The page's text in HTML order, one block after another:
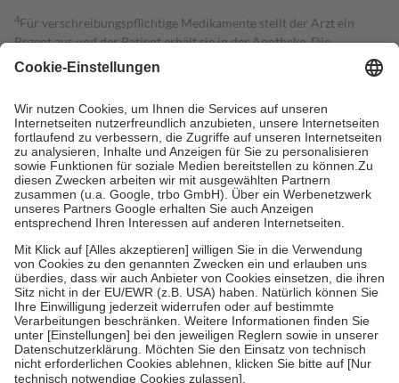
4Für verschreibungspflichtige Medikamente stellt der Arzt ein
Rezept aus und der Patient erhält sie in der Apotheke. Die
gesetzliche Krankenversicherung übernimmt in der Regel die
Kosten dafür, der Versicherte trägt einen Teil davon als Zuzahlung
Grundsätzlich leisten Mitglieder Zuzahlungen in Höhe von zehn
Prozent des Abgabepreises,mindestens jedochfünf Euround
höchstens zehn Euro.Es sind jedoch nie mehr als die tatsächlichen
Kosten der Leistung zu entrichten.
Diese Regeln gelten grundsätzlich auch für Online-Apotheken.
Bei Heilmitteln und häuslicher Krankenpflege beträgt die
Zuzahlung zehn Prozent der Kosten sowie zehn Euro je
Verordnung.
Um das Engagement der Versicherten für ihre eigene Gesundheit zu
stärken und die besondere Stellung der Familie zu unterstützen,
fallenkeine Zuzahlungenan bei:
• Kindern und Jugendlichen bis zum vollendeten 18. Lebensjahr
mit Ausnahme der Fahrkosten
• Untersuchungen zur Vorsorge und Früherkennung, die von der
GKV getragen werden